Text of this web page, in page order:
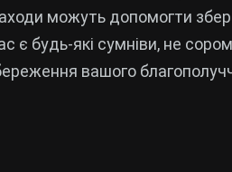
можуть допомогти
є будь-які сумніви, не
вашого